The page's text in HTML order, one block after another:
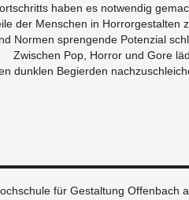
haben es not­wen­dig
der Men­schen in Hor­ror­ge­stal­ten
Nor­men spren­gen­de Po­ten­zi­al
Zwi­schen Pop, Hor­ror und Gore
dunk­len Be­gier­den
für Gestaltung Offenbach